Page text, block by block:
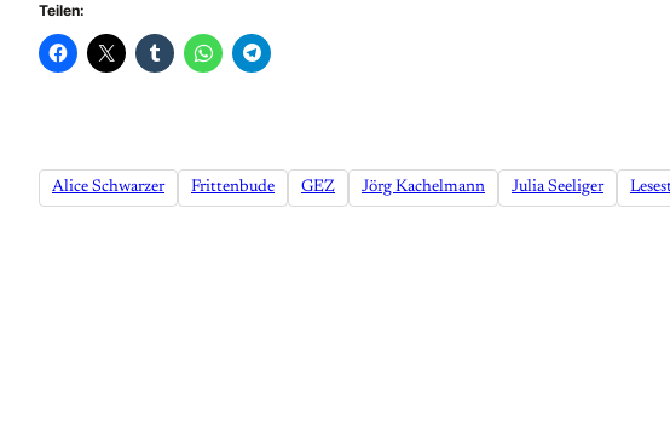
Teilen:
Alice Schwarzer Frittenbude GEZ Jörg Kachelmann Julia Seeliger